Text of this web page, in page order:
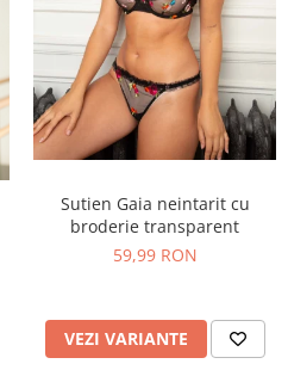
Sutien Gaia neintarit cu
broderie transparent
59,99 RON
VEZI VARIANTE